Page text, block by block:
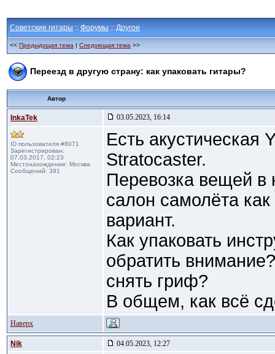
Советские гитары :: Форумы :: Другое
<< Предыдущая тема | Следующая тема >>
Переезд в другую страну: как упаковать гитары?
Автор
InkaTek 03.05.2023, 16:14
ID пользователя #8071
Зарегистрирован:
07.03.2017, 02:23
Местонахождение: Москва
Сообщений: 391
Есть акустическая
Stratocaster.
Перевозка вещей в
салон самолёта
вариант.
Как упаковать
обратить
снять гриф?
В общем, как всё
Наверх
Nik 04.05.2023, 12:27